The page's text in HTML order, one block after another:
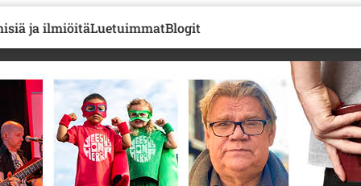
ja ilmiöitäLuetuimmatBlogit